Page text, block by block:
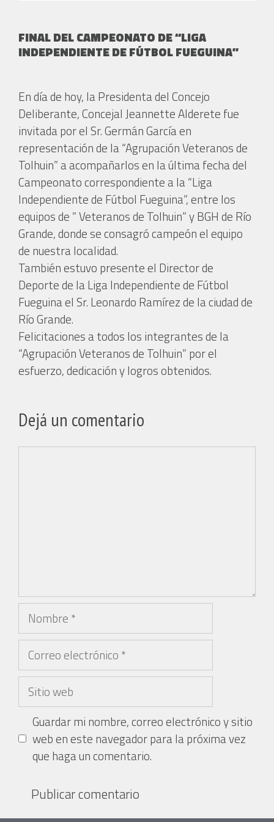
FINAL DEL CAMPEONATO DE “LIGA
INDEPENDIENTE DE FÚTBOL FUEGUINA”
En día de hoy, la Presidenta del Concejo
Deliberante, Concejal Jeannette Alderete fue
invitada por el Sr. Germán García en
representación de la “Agrupación Veteranos de
Tolhuin” a acompañarlos en la última fecha del
Campeonato correspondiente a la “Liga
Independiente de Fútbol Fueguina”, entre los
equipos de ” Veteranos de Tolhuin” y BGH de Río
Grande, donde se consagró campeón el equipo
de nuestra localidad.
También estuvo presente el Director de
Deporte de la Liga Independiente de Fútbol
Fueguina el Sr. Leonardo Ramírez de la ciudad de
Río Grande.
Felicitaciones a todos los integrantes de la
“Agrupación Veteranos de Tolhuin” por el
esfuerzo, dedicación y logros obtenidos.
Dejá un comentario
Guardar mi nombre, correo electrónico y sitio
web en este navegador para la próxima vez
que haga un comentario.